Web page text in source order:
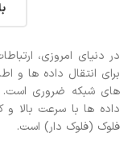
در دنیای امروزی،
برای انتقال داده ها و
های شبکه ضروری است.
داده ها با سرعت بالا
فلوک (فلوک دار) است.